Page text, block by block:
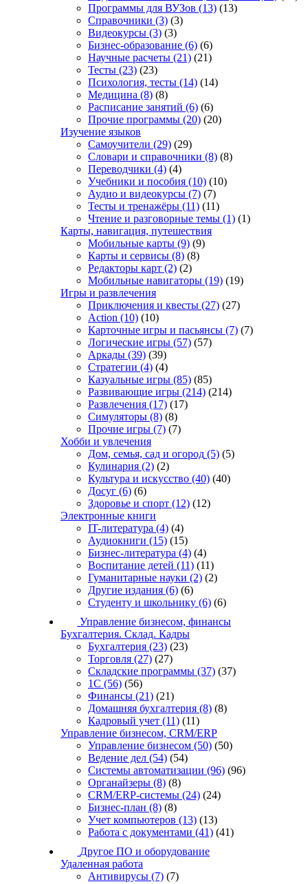
Программы для ВУЗов (13) (13)
Справочники (3) (3)
Видеокурсы (3) (3)
Бизнес-образование (6) (6)
Научные расчеты (21) (21)
Тесты (23) (23)
Психология, тесты (14) (14)
Медицина (8) (8)
Расписание занятий (6) (6)
Прочие программы (20) (20)
Изучение языков
Самоучители (29) (29)
Словари и справочники (8) (8)
Переводчики (4) (4)
Учебники и пособия (10) (10)
Аудио и видеокурсы (7) (7)
Тесты и тренажёры (11) (11)
Чтение и разговорные темы (1) (1)
Карты, навигация, путешествия
Мобильные карты (9) (9)
Карты и сервисы (8) (8)
Редакторы карт (2) (2)
Мобильные навигаторы (19) (19)
Игры и развлечения
Приключения и квесты (27) (27)
Action (10) (10)
Карточные игры и пасьянсы (7) (7)
Логические игры (57) (57)
Аркады (39) (39)
Стратегии (4) (4)
Казуальные игры (85) (85)
Развивающие игры (214) (214)
Развлечения (17) (17)
Симуляторы (8) (8)
Прочие игры (7) (7)
Хобби и увлечения
Дом, семья, сад и огород (5) (5)
Кулинария (2) (2)
Культура и искусство (40) (40)
Досуг (6) (6)
Здоровье и спорт (12) (12)
Электронные книги
IT-литература (4) (4)
Аудиокниги (15) (15)
Бизнес-литература (4) (4)
Воспитание детей (11) (11)
Гуманитарные науки (2) (2)
Другие издания (6) (6)
Студенту и школьнику (6) (6)
Управление бизнесом, финансы
Бухгалтерия. Склад. Кадры
Бухгалтерия (23) (23)
Торговля (27) (27)
Складские программы (37) (37)
1С (56) (56)
Финансы (21) (21)
Домашняя бухгалтерия (8) (8)
Кадровый учет (11) (11)
Управление бизнесом, CRM/ERP
Управление бизнесом (50) (50)
Ведение дел (54) (54)
Системы автоматизации (96) (96)
Органайзеры (8) (8)
CRM/ERP-системы (24) (24)
Бизнес-план (8) (8)
Учет компьютеров (13) (13)
Работа с документами (41) (41)
Другое ПО и оборудование
Удаленная работа
Антивирусы (7) (7)